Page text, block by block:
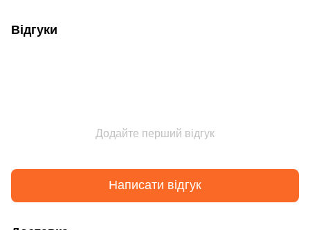
Відгуки
Додайте перший відгук
Написати відгук